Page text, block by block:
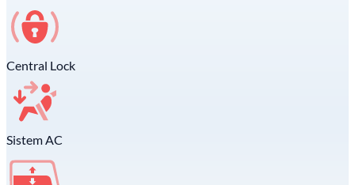
Central Lock
Sistem AC